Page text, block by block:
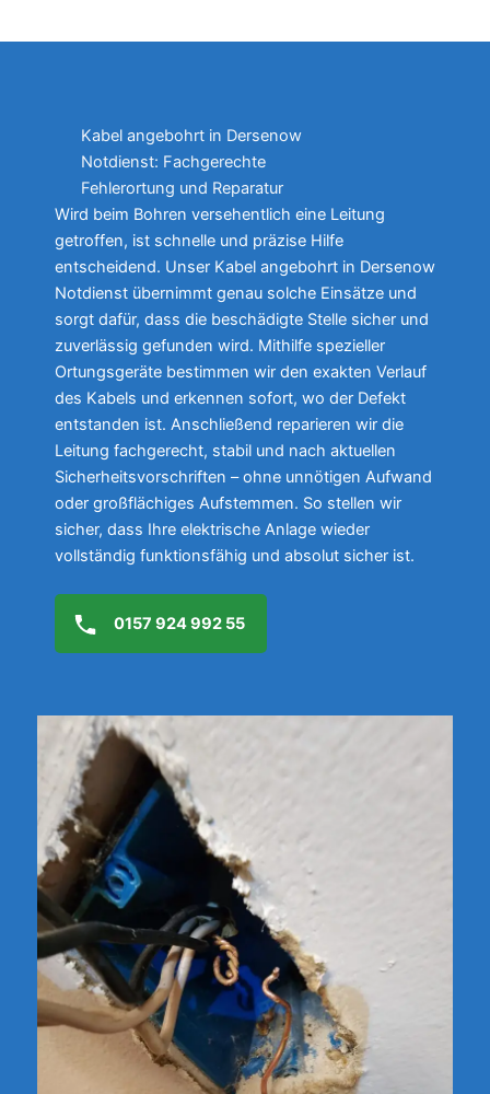
Kabel angebohrt in Dersenow
Notdienst: Fachgerechte
Fehlerortung und Reparatur
Wird beim Bohren versehentlich eine Leitung
getroffen, ist schnelle und präzise Hilfe
entscheidend. Unser Kabel angebohrt in Dersenow
Notdienst übernimmt genau solche Einsätze und
sorgt dafür, dass die beschädigte Stelle sicher und
zuverlässig gefunden wird. Mithilfe spezieller
Ortungsgeräte bestimmen wir den exakten Verlauf
des Kabels und erkennen sofort, wo der Defekt
entstanden ist. Anschließend reparieren wir die
Leitung fachgerecht, stabil und nach aktuellen
Sicherheitsvorschriften – ohne unnötigen Aufwand
oder großflächiges Aufstemmen. So stellen wir
sicher, dass Ihre elektrische Anlage wieder
vollständig funktionsfähig und absolut sicher ist.
0157 924 992 55